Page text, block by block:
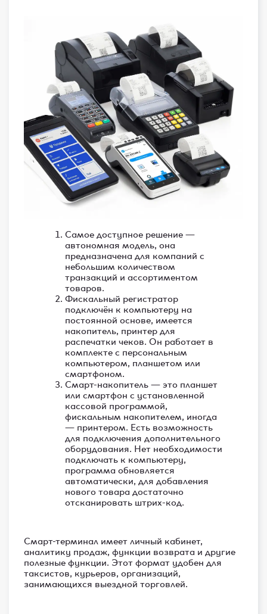
Самое доступное решение —
автономная модель, она
предназначена для компаний с
небольшим количеством
транзакций и ассортиментом
товаров.
Фискальный регистратор
подключён к компьютеру на
постоянной основе, имеется
накопитель, принтер для
распечатки чеков. Он работает в
комплекте с персональным
компьютером, планшетом или
смартфоном.
Смарт-накопитель — это планшет
или смартфон с установленной
кассовой программой,
фискальным накопителем, иногда
— принтером. Есть возможность
для подключения дополнительного
оборудования. Нет необходимости
подключать к компьютеру,
программа обновляется
автоматически, для добавления
нового товара достаточно
отсканировать штрих-код.
Смарт-терминал имеет личный кабинет,
аналитику продаж, функции возврата и другие
полезные функции. Этот формат удобен для
таксистов, курьеров, организаций,
занимающихся выездной торговлей.